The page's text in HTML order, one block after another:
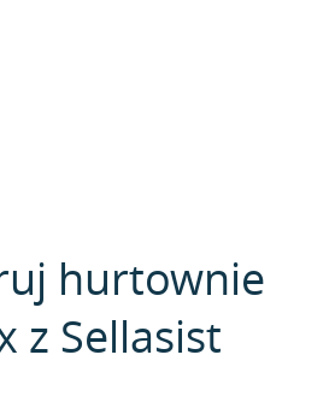
hurtownie
z Sellasist